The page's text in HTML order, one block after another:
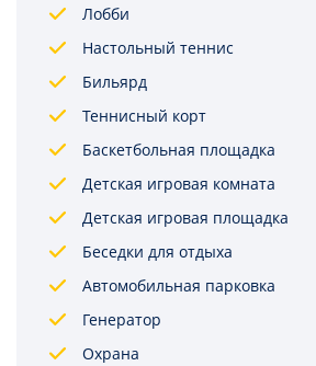
Лобби
Настольный теннис
Бильярд
Теннисный корт
Баскетбольная площадка
Детская игровая комната
Детская игровая площадка
Беседки для отдыха
Автомобильная парковка
Генератор
Охрана